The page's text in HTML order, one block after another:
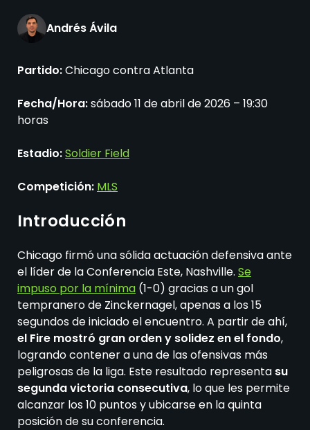
Andrés Ávila
Partido:Chicago contra Atlanta
Fecha/Hora:sábado 11 de abril de 2026 – 19:30
horas
Estadio:Soldier Field
Competición: MLS
Introducción
Chicago firmó una sólida actuación defensiva ante
el líder de la Conferencia Este, Nashville. Se
impuso por la mínima (1-0) gracias a un gol
tempranero de Zinckernagel, apenas a los 15
segundos de iniciado el encuentro. A partir de ahí,
el Fire mostró gran orden y solidez en el fondo,
logrando contener a una de las ofensivas más
peligrosas de la liga. Este resultado representa su
segunda victoria consecutiva, lo que les permite
alcanzar los 10 puntos y ubicarse en la quinta
posición de su conferencia.